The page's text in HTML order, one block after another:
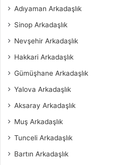
Adıyaman Arkadaşlık
Sinop Arkadaşlık
Nevşehir Arkadaşlık
Hakkari Arkadaşlık
Gümüşhane Arkadaşlık
Yalova Arkadaşlık
Aksaray Arkadaşlık
Muş Arkadaşlık
Tunceli Arkadaşlık
Bartın Arkadaşlık